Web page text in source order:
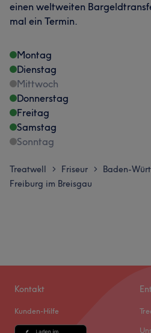
einen weltweiten
mal ein Termin.
Montag
Dienstag
Mittwoch
Donnerstag
Freitag
Samstag
Sonntag
Treatwell > Friseur > Baden-
Freiburg im Breisgau
Kontakt
Kunden-Hilfe